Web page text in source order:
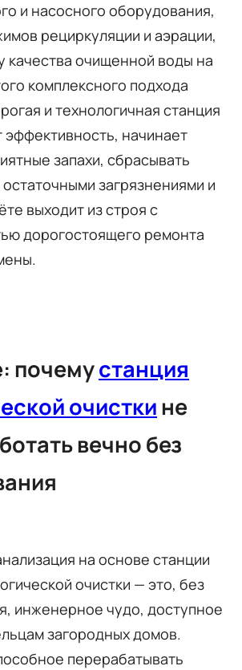
и насосного оборудования,
рециркуляции и аэрации,
качества очищенной воды на
комплексного подхода
и технологичная станция
эффективность, начинает
запахи, сбрасывать
загрязнениями и
выходит из строя с
дорогостоящего ремонта
почемустанция
очисткине
вечно без
на основе станции
очистки — это, без
инженерное чудо, доступное
загородных домов.
перерабатывать